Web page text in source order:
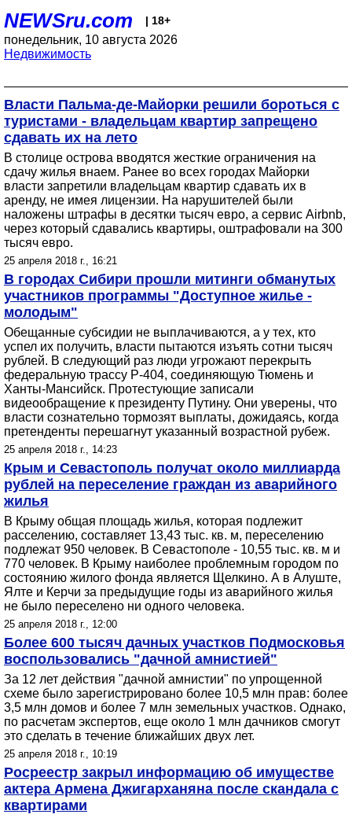
NEWSru.com | 18+
понедельник, 10 августа 2026
Недвижимость
Власти Пальма-де-Майорки решили бороться с
туристами - владельцам квартир запрещено
сдавать их на лето
В столице острова вводятся жесткие ограничения на
сдачу жилья внаем. Ранее во всех городах Майорки
власти запретили владельцам квартир сдавать их в
аренду, не имея лицензии. На нарушителей были
наложены штрафы в десятки тысяч евро, а сервис Airbnb,
через который сдавались квартиры, оштрафовали на 300
тысяч евро.
25 апреля 2018 г., 16:21
В городах Сибири прошли митинги обманутых
участников программы "Доступное жилье -
молодым"
Обещанные субсидии не выплачиваются, а у тех, кто
успел их получить, власти пытаются изъять сотни тысяч
рублей. В следующий раз люди угрожают перекрыть
федеральную трассу Р-404, соединяющую Тюмень и
Ханты-Мансийск​. Протестующие записали
видеообращение к президенту Путину. Они уверены, что
власти сознательно тормозят выплаты, дожидаясь, когда
претенденты перешагнут указанный возрастной рубеж.
25 апреля 2018 г., 14:23
Крым и Севастополь получат около миллиарда
рублей на переселение граждан из аварийного
жилья
В Крыму общая площадь жилья, которая подлежит
расселению, составляет 13,43 тыс. кв. м, переселению
подлежат 950 человек. В Севастополе - 10,55 тыс. кв. м и
770 человек. В Крыму наиболее проблемным городом по
состоянию жилого фонда является Щелкино. А в Алуште,
Ялте и Керчи за предыдущие годы из аварийного жилья
не было переселено ни одного человека.
25 апреля 2018 г., 12:00
Более 600 тысяч дачных участков Подмосковья
воспользовались "дачной амнистией"
За 12 лет действия "дачной амнистии" по упрощенной
схеме было зарегистрировано более 10,5 млн прав: более
3,5 млн домов и более 7 млн земельных участков. Однако,
по расчетам экспертов, еще около 1 млн дачников смогут
это сделать в течение ближайших двух лет.
25 апреля 2018 г., 10:19
Росреестр закрыл информацию об имуществе
актера Армена Джигарханяна после скандала с
квартирами